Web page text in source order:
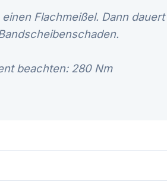
Flachmeißel. Dann
beachten: 280 Nm